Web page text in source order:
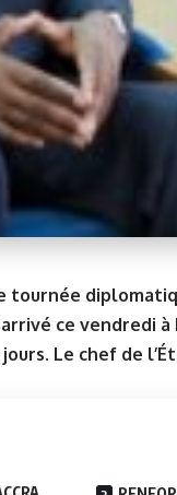
tournée
ce vendredi à
Le chef de